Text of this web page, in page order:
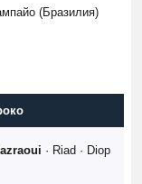
(Бразилия)
· Riad · Diop